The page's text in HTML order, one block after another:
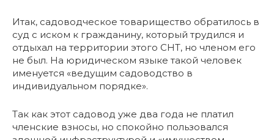
Итак, садоводческое товарищество обратилось в
суд с иском к гражданину, который трудился и
отдыхал на территории этого СНТ, но членом его
не был. На юридическом языке такой человек
именуется «ведущим садоводство в
индивидуальном порядке».
Так как этот садовод уже два года не платил
членские взносы, но спокойно пользовался